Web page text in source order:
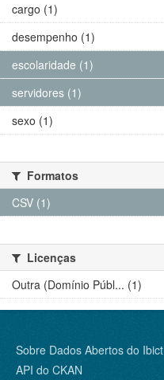
cargo (1)
desempenho (1)
escolaridade (1)
servidores (1)
sexo (1)
Formatos
CSV (1)
Licenças
Outra (Domínio Públ... (1)
Sobre Dados Abertos do Ibict
API do CKAN